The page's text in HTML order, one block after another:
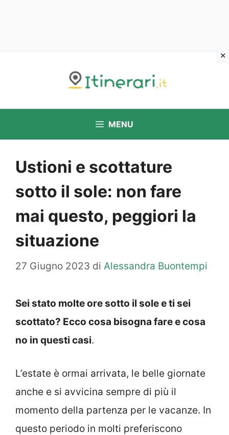
MENU
Ustioni e scottature
sotto il sole: non fare
mai questo, peggiori la
situazione
27 Giugno 2023 di Alessandra Buontempi
Sei stato molte ore sotto il sole e ti sei
scottato? Ecco cosa bisogna fare e cosa
no in questi casi.
L’estate è ormai arrivata, le belle giornate
anche e si avvicina sempre di più il
momento della partenza per le vacanze. In
questo periodo in molti preferiscono